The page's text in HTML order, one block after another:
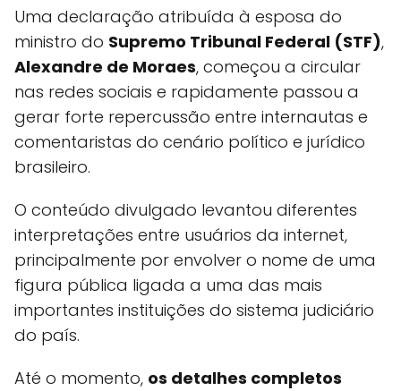
Uma declaração atribuída à esposa do
ministro do Supremo Tribunal Federal (STF),
Alexandre de Moraes, começou a circular
nas redes sociais e rapidamente passou a
gerar forte repercussão entre internautas e
comentaristas do cenário político e jurídico
brasileiro.
O conteúdo divulgado levantou diferentes
interpretações entre usuários da internet,
principalmente por envolver o nome de uma
figura pública ligada a uma das mais
importantes instituições do sistema judiciário
do país.
Até o momento, os detalhes completos